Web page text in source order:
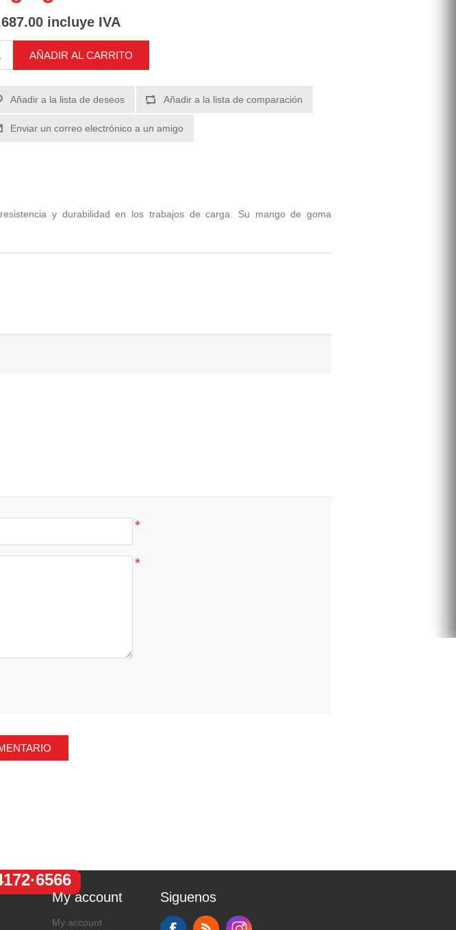
incluye IVA
AÑADIR AL CARRITO
Añadir a la lista de deseos Añadir a la lista de comparación
Enviar un correo electrónico a un amigo
y durabilidad en los trabajos de carga. Su mango de goma
*
*
My account
My account
Siguenos